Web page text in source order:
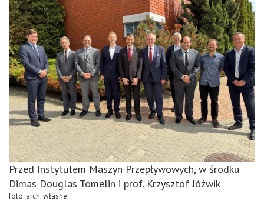
Przed Instytutem Maszyn Przepływowych, w środku
Dimas Douglas Tomelin i prof. Krzysztof Jóźwik
foto: arch. własne